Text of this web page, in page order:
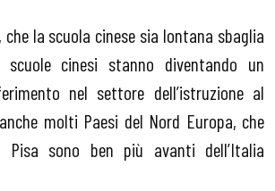
la scuola cinese sia lontana sbaglia
cinesi stanno diventando un
nel settore dell’istruzione al
molti Paesi del Nord Europa, che
Pisa sono ben più avanti dell’Italia